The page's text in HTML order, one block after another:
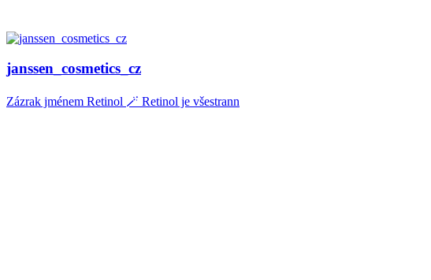
janssen_cosmetics_cz
Zázrak jménem Retinol 🪄 Retinol je všestrann